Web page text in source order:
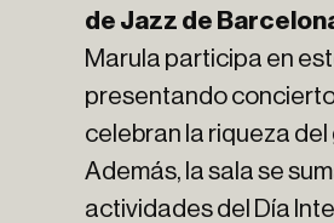
de Jazz de
Marula participa en
presentando
celebran la riqueza del
Además, la sala se
actividades del Día